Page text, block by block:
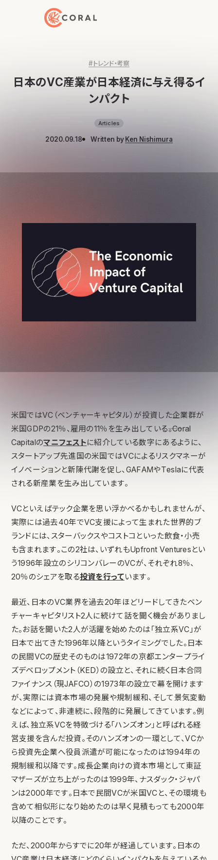
トップページへ戻る
#トレンド・考察
日本のVC産業が日本経済に与え得るイ
ンパクト
Articles
2020.09.18 Written by Ken Nishimura
米国ではVC（ベンチャーキャピタル）が投資した企業群が
米国GDPの21％、雇用の11％を生み出している――。Coral
Capitalのマニフェストに紹介している数字にあるように、
スタートアップ先進国の米国ではVCによるリスクマネーが
イノベーションと新陳代謝を促し、GAFAMやTeslaに代表
される新産業を生み出しています。
VCといえばテック企業を思い浮かべるかもしれませんが、
実際には過去40年でVC支援によって生まれた世界的ブ
ランドには、スターバックスやコストコといった飲食・小売
も含まれます。この2社は、いずれもUpfront Venturesとい
う1996年設立のシリコンバレーのVCが、それぞれ8％、
20％のシェアを取る投資を行っています。
最近、日本のVC業界を過去20年ほどリードしてきたベン
チャーキャピタリスト2人に続けて話を聞く機会がありまし
た。お話を聞いた2人が活躍を始めたのは「独立系VC」が
日本で出てきた1996年以降というタイミングでした。日本
の民間VCの歴史そのものは1972年の京都エンタープライ
ズデベロップメント（KED）の設立と、それに続く日本合同
ファイナンス（現JAFCO）の1973年の設立で幕を開けます
が、実際には資本市場の発展や規制緩和、そして景気変動
などによって、非連続に、段階的に発展してきています。例
えば、独立系VCを特徴づける「ハンズオン」と呼ばれる経
営支援を含んだ投資。そのハンズオンの一環として、VCか
ら投資先企業へ役員派遣が可能になったのは1994年の
規制緩和以降です。成長企業向けの資本市場として東証
マザーズが立ち上がったのは1999年、ナスダック・ジャパ
ンは2000年です。日本で民間VCが米国VCと、その環境も
含めて相似形になり始めたのは早く見積もっても2000年
以降のことです。
ただ、2000年からすでに20年が経過しています。日本の